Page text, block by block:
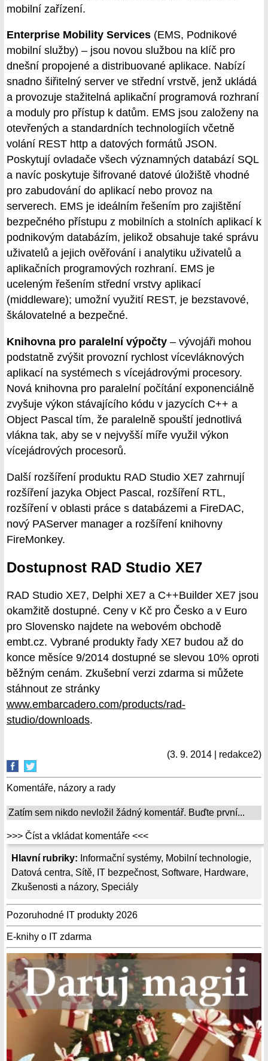
Hlavní rubriky: Informační systémy, Mobilní technologie,
Datová centra, Sítě, IT bezpečnost, Software, Hardware,
Zkušenosti a názory, Speciály
Pozoruhodné IT produkty 2026
E-knihy o IT zdarma
mobilní zařízení.
Enterprise Mobility Services (EMS, Podnikové
mobilní služby) – jsou novou službou na klíč pro
dnešní propojené a distribuované aplikace. Nabízí
snadno šiřitelný server ve střední vrstvě, jenž ukládá
a provozuje stažitelná aplikační programová rozhraní
a moduly pro přístup k datům. EMS jsou založeny na
otevřených a standardních technologiích včetně
volání REST http a datových formátů JSON.
Poskytují ovladače všech významných databází SQL
a navíc poskytuje šifrované datové úložiště vhodné
pro zabudování do aplikací nebo provoz na
serverech. EMS je ideálním řešením pro zajištění
bezpečného přístupu z mobilních a stolních aplikací k
podnikovým databázím, jelikož obsahuje také správu
uživatelů a jejich ověřování i analytiku uživatelů a
aplikačních programových rozhraní. EMS je
uceleným řešením střední vrstvy aplikací
(middleware); umožní využití REST, je bezstavové,
škálovatelné a bezpečné.
Knihovna pro paralelní výpočty – vývojáři mohou
podstatně zvýšit provozní rychlost vícevláknových
aplikací na systémech s vícejádrovými procesory.
Nová knihovna pro paralelní počítání exponenciálně
zvyšuje výkon stávajícího kódu v jazycích C++ a
Object Pascal tím, že paralelně spouští jednotlivá
vlákna tak, aby se v nejvyšší míře využil výkon
vícejádrových procesorů.
Další rozšíření produktu RAD Studio XE7 zahrnují
rozšíření jazyka Object Pascal, rozšíření RTL,
rozšíření v oblasti práce s databázemi a FireDAC,
nový PAServer manager a rozšíření knihovny
FireMonkey.
Dostupnost RAD Studio XE7
RAD Studio XE7, Delphi XE7 a C++Builder XE7 jsou
okamžitě dostupné. Ceny v Kč pro Česko a v Euro
pro Slovensko najdete na webovém obchodě
embt.cz. Vybrané produkty řady XE7 budou až do
konce měsíce 9/2014 dostupné se slevou 10% oproti
běžným cenám. Zkušební verzi zdarma si můžete
stáhnout ze stránky
www.embarcadero.com/products/rad-
studio/downloads.
(3. 9. 2014 | redakce2)
Komentáře, názory a rady
Zatím sem nikdo nevložil žádný komentář. Buďte první...
>>> Číst a vkládat komentáře <<<